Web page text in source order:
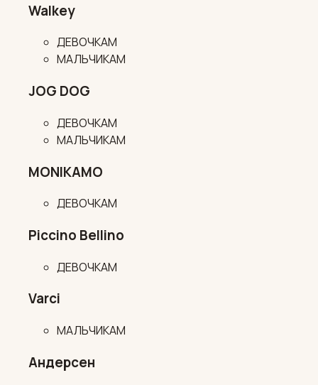
Walkey
ДЕВОЧКАМ
МАЛЬЧИКАМ
JOG DOG
ДЕВОЧКАМ
МАЛЬЧИКАМ
MONIKAMO
ДЕВОЧКАМ
Piccino Bellino
ДЕВОЧКАМ
Varci
МАЛЬЧИКАМ
Андерсен